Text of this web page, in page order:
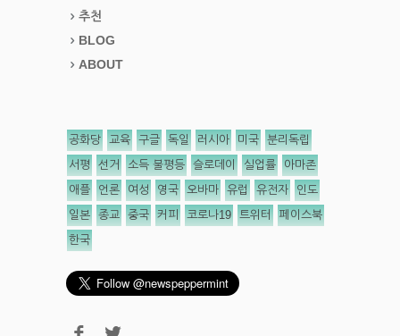
추천
BLOG
ABOUT
공화당 교육 구글 독일 러시아 미국 분리독립
서평 선거 소득 불평등 슬로데이 실업률 아마존
애플 언론 여성 영국 오바마 유럽 유전자 인도
일본 종교 중국 커피 코로나19 트위터 페이스북
한국